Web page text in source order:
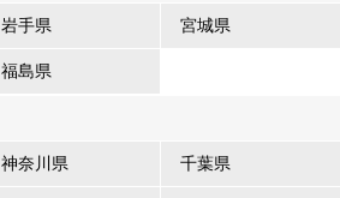
岩手県 宮城県
福島県
神奈川県 千葉県